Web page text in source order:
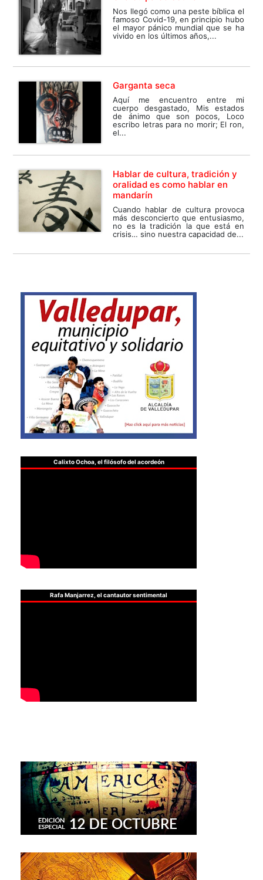
Nos llegó como una peste bíblica el
famoso Covid-19, en principio hubo
el mayor pánico mundial que se ha
vivido en los últimos años,...
Garganta seca
Aquí me encuentro entre mi
cuerpo desgastado, Mis estados
de ánimo que son pocos, Loco
escribo letras para no morir; El ron,
el...
Hablar de cultura, tradición y
oralidad es como hablar en
mandarín
Cuando hablar de cultura provoca
más desconcierto que entusiasmo,
no es la tradición la que está en
crisis… sino nuestra capacidad de...
Calixto Ochoa, el filósofo del acordeón
Rafa Manjarrez, el cantautor sentimental